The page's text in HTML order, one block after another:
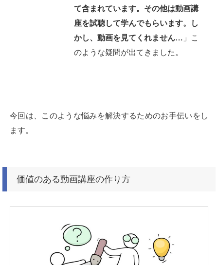
て含まれています。その他は動画講
座を試聴して学んでもらいます。し
かし、動画を見てくれません… 」こ
のような疑問が出てきました。
今回は、このような悩みを解決するためのお手伝いをし
ます。
価値のある動画講座の作り方